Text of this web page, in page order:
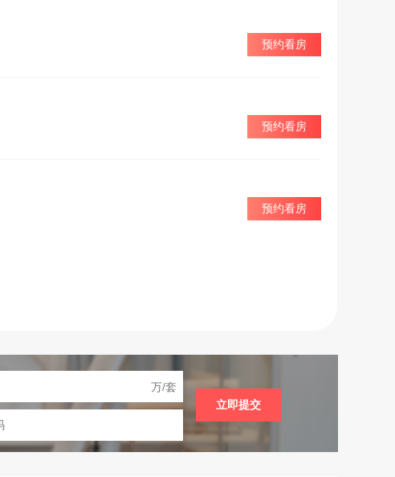
预约看房
预约看房
预约看房
万/套
立即提交